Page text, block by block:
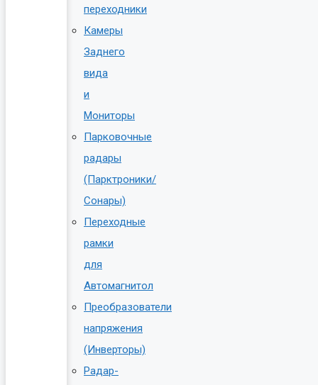
переходники
Камеры
Заднего
вида
и
Мониторы
Парковочные
радары
(Парктроники/
Сонары)
Переходные
рамки
для
Автомагнитол
Преобразователи
напряжения
(Инверторы)
Радар-